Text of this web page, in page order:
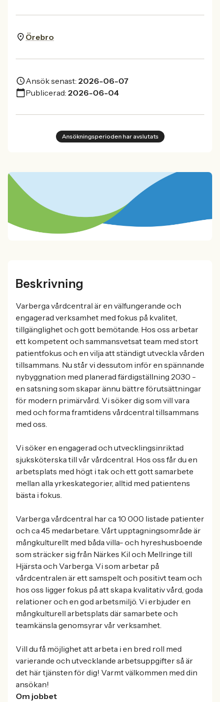
Örebro
Ansök senast: 2026-06-07
Publicerad: 2026-06-04
Ansökningsperioden har avslutats
Beskrivning
Varberga vårdcentral är en välfungerande och
engagerad verksamhet med fokus på kvalitet,
tillgänglighet och gott bemötande. Hos oss arbetar
ett kompetent och sammansvetsat team med stort
patientfokus och en vilja att ständigt utveckla vården
tillsammans. Nu står vi dessutom inför en spännande
nybyggnation med planerad färdigställning 2030 -
en satsning som skapar ännu bättre förutsättningar
för modern primärvård. Vi söker dig som vill vara
med och forma framtidens vårdcentral tillsammans
med oss.
Vi söker en engagerad och utvecklingsinriktad
sjuksköterska till vår vårdcentral. Hos oss får du en
arbetsplats med högt i tak och ett gott samarbete
mellan alla yrkeskategorier, alltid med patientens
bästa i fokus.
Varberga vårdcentral har ca 10 000 listade patienter
och ca 45 medarbetare. Vårt upptagningsområde är
mångkulturellt med båda villa- och hyreshusboende
som sträcker sig från Närkes Kil och Mellringe till
Hjärsta och Varberga. Vi som arbetar på
vårdcentralen är ett samspelt och positivt team och
hos oss ligger fokus på att skapa kvalitativ vård, goda
relationer och en god arbetsmiljö. Vi erbjuder en
mångkulturell arbetsplats där samarbete och
teamkänsla genomsyrar vår verksamhet.
Vill du få möjlighet att arbeta i en bred roll med
varierande och utvecklande arbetsuppgifter så är
det här tjänsten för dig! Varmt välkommen med din
ansökan!
Om jobbet